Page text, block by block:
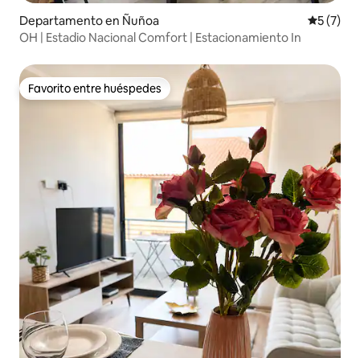
Departamento en Ñuñoa
5 (7)
OH | Estadio Nacional Comfort | Estacionamiento In
Favorito entre huéspedes
Favorito entre huéspedes